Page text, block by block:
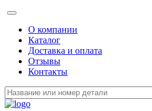
О компании
Каталог
Доставка и оплата
Отзывы
Контакты